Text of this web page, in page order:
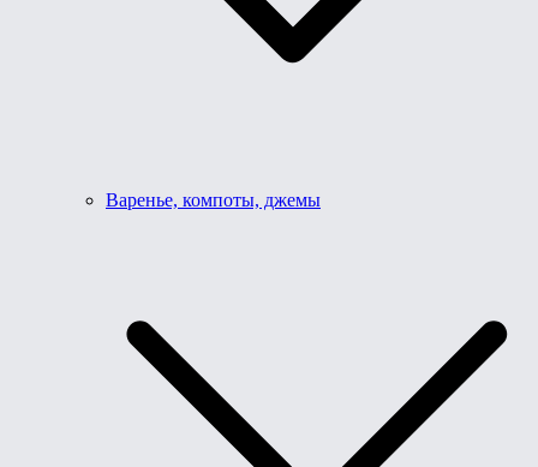
Варенье, компоты, джемы